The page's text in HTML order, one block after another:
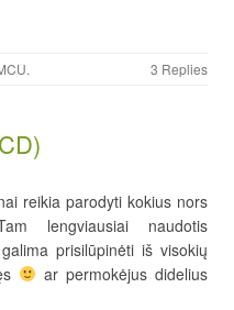
. 3 Replies
reikia parodyti kokius nors
lengviausiai naudotis
prisilūpinėti iš visokių
ar permokėjus didelius